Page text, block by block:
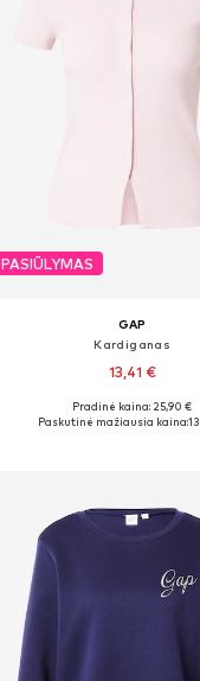
PASIŪLYMAS
GAP
Kardiganas
13,41 €
Galimi dydžiai: XS, S, M, L,
Pradinė kaina: 25,90 €
Paskutinė mažiausia kaina: